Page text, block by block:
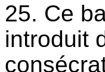
25. Ce
introduit